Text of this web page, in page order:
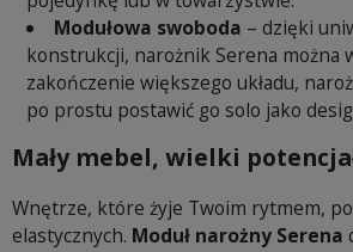
Modułowa swoboda – dzięki
konstrukcji, narożnik Serena można
zakończenie większego układu,
po prostu postawić go solo jako
Mały mebel, wielki
Wnętrze, które żyje Twoim rytmem,
elastycznych. Moduł narożny Serena